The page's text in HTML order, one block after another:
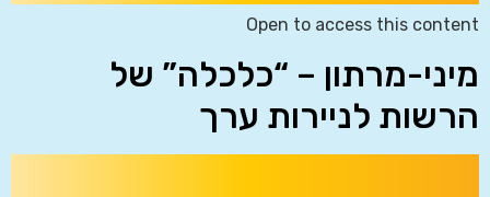
Open to access this content
מיני-מרתון – “כלכלה” של
הרשות לניירות ערך